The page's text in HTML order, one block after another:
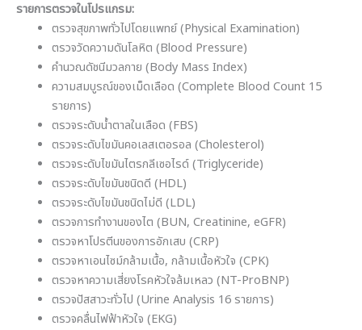
รายการตรวจในโปรแกรม:
ตรวจสุขภาพทั่วไปโดยแพทย์ (Physical Examination)
ตรวจวัดความดันโลหิต (Blood Pressure)
คำนวณดัชนีมวลกาย (Body Mass Index)
ความสมบูรณ์ของเม็ดเลือด (Complete Blood Count 15
รายการ)
ตรวจระดับน้ำตาลในเลือด (FBS)
ตรวจระดับไขมันคอเลสเตอรอล (Cholesterol)
ตรวจระดับไขมันไตรกลีเซอไรด์ (Triglyceride)
ตรวจระดับไขมันชนิดดี (HDL)
ตรวจระดับไขมันชนิดไม่ดี (LDL)
ตรวจการทำงานของไต (BUN, Creatinine, eGFR)
ตรวจหาโปรตีนของการอักเสบ (CRP)
ตรวจหาเอนไซม์กล้ามเนื้อ, กล้ามเนื้อหัวใจ (CPK)
ตรวจหาความเสี่ยงโรคหัวใจล้มเหลว (NT-ProBNP)
ตรวจปัสสาวะทั่วไป (Urine Analysis 16 รายการ)
ตรวจคลื่นไฟฟ้าหัวใจ (EKG)